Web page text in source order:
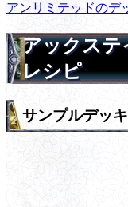
アンリミテッドのデ
アックステ
レシピ
サンプルデッ